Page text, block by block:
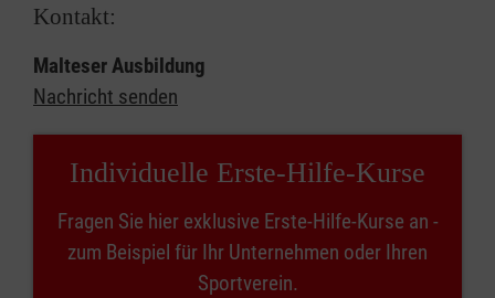
Kontakt:
Malteser Ausbildung
Nachricht senden
Individuelle Erste-Hilfe-Kurse
Fragen Sie hier exklusive Erste-Hilfe-Kurse an -
zum Beispiel für Ihr Unternehmen oder Ihren
Sportverein.